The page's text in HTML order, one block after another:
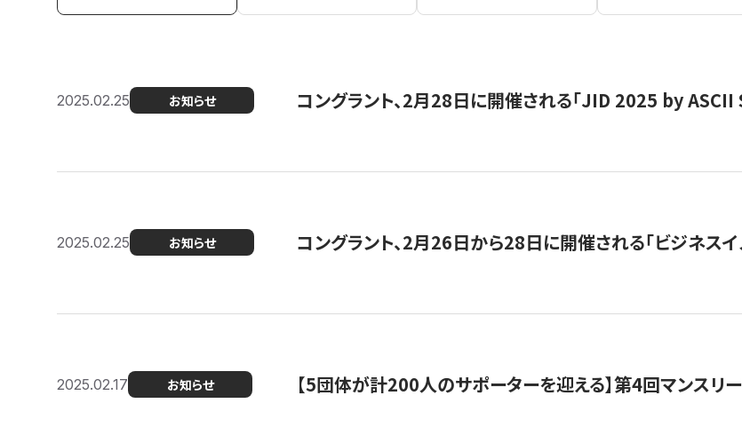
2025.02.25 お知らせ コングラント、2月28日に開催される「JID 2025 by ASCII
2025.02.25 お知らせ コングラント、2月26日から28日に開催される「ビジネス
2025.02.17 お知らせ 【5団体が計200人のサポーターを迎える】​​第4回マンスリ